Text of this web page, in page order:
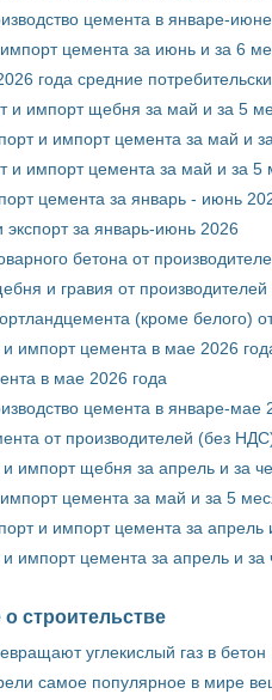
цемента в январе-
цемента за июнь и за 6
года средние
и импорт щебня за май и за 5
и импорт цемента за май и
и импорт цемента за май и за
цемента за январь - июнь
за январь-июнь 2026
бетона от
и гравия от
(кроме белого)
импорт цемента в мае 2026
в мае 2026 года
цемента в январе-мае
от производителей (без
и импорт щебня за апрель и за
цемента за май и за 5
и импорт цемента за
и импорт цемента за апрель и
строительстве
углекислый газ в бетон
самое популярное в мире